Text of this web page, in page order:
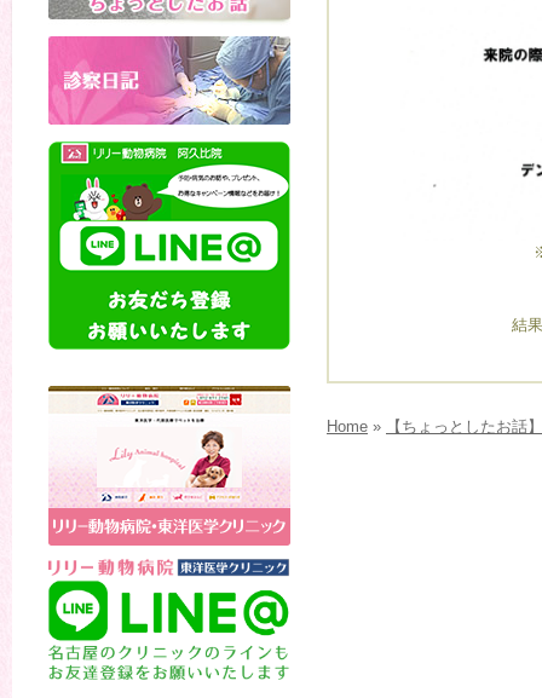
結
Home » 【ちょっとしたお話